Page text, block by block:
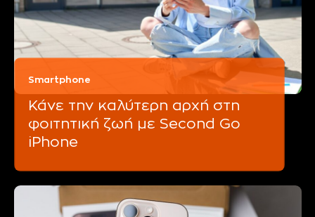
Smartphone
Κάνε την καλύτερη αρχή στη
φοιτητική ζωή με Second Go
iPhone